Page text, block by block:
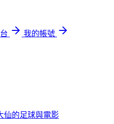
我的帳號
仙的足球與電影